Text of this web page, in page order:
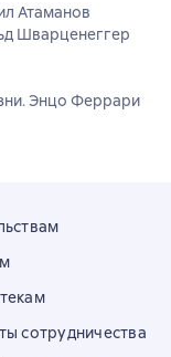
Атаманов
Шварценеггер
Энцо Феррари
сотрудничества